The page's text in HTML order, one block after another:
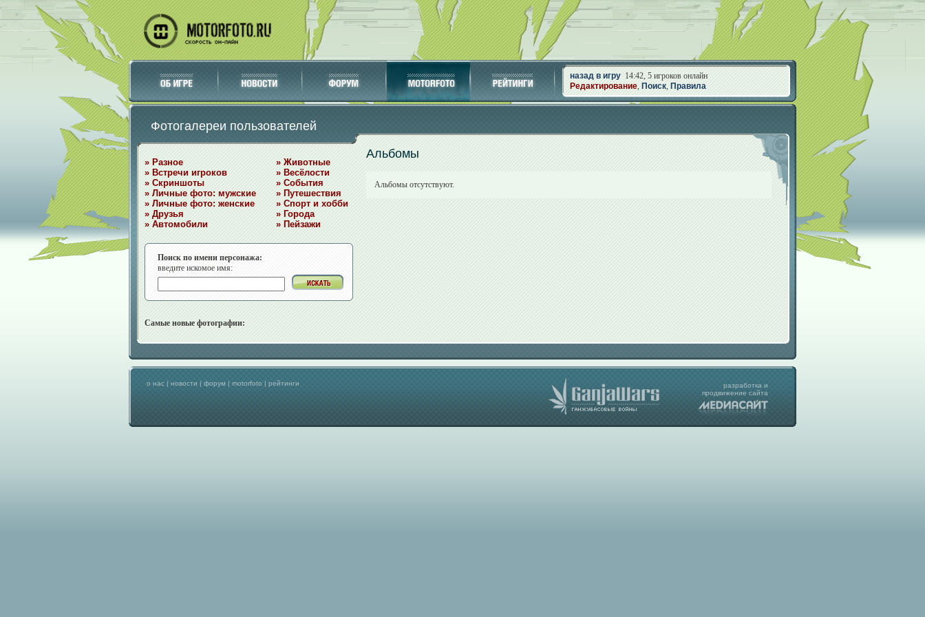
назад в игру 14:42, 5 игроков онлайн
Редактирование, Поиск, Правила
Фотогалереи пользователей
» Разное
» Встречи игроков
» Скриншоты
» Личные фото: мужские
» Личные фото: женские
» Друзья
» Автомобили
» Животные
» Весёлости
» События
» Путешествия
» Спорт и хобби
» Города
» Пейзажи
Поиск по имени персонажа:
введите искомое имя:
Самые новые фотографии:
Альбомы
Альбомы отсутствуют.
о нас | новости | форум | motorfoto | рейтинги разработка и
продвижение сайта